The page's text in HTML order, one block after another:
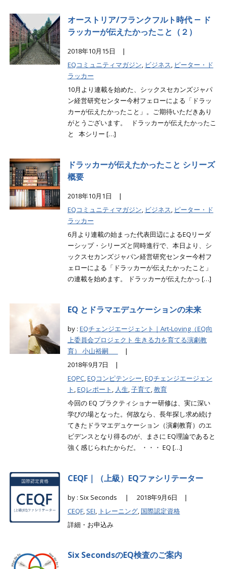
オーストリア/フランクフルト時代 ― ド
ラッカーが伝えたかったこと（２）
2018年10月15日 |
EQコミュニティマガジン, ビジネス, ピーター・ド
ラッカー
10月より連載を始めた、シックスセカンズジャパ
ン経営研究センター今村フェローによる「ドラッ
カーが伝えたかったこと」。ご期待いただきあり
がとうございます。 ドラッカーが伝えたかったこ
と 本シリー […]
ドラッカーが伝えたかったこと シリーズ
概要
2018年10月1日 |
EQコミュニティマガジン, ビジネス, ピーター・ド
ラッカー
6月より連載の始まった代表田辺によるEQリーダ
ーシップ・シリーズと同時進行で、本日より、シ
ックスセカンズジャパン経営研究センター今村フ
ェローによる「ドラッカーが伝えたかったこと」
の連載を始めます。 ドラッカーが伝えたかっ […]
EQ とドラマエデュケーションの未来
by : EQチェンジエージェント｜Art-Loving（EQ向
上委員会プロジェクト 生きる力を育てる演劇教
育） 小山裕嗣
|
2018年9月7日 |
EQPC,EQコンピテンシー,EQチェンジエージェン
ト ,EQレポート , 人生,子育て,教育
今回の EQ プラクティショナー研修は、実に深い
学びの場となった。何故なら、長年探し求め続け
てきたドラマエデュケーション（演劇教育）のエ
ビデンスとなり得るのが、まさに EQ理論であると
強く感じられたからだ。 ・・・ EQ […]
CEQF｜（上級）EQファシリテーター
by : Six Seconds |
2018年9月6日 |
CEQF, SEI, トレーニング, 国際認定資格
詳細・お申込み
Six SecondsのEQ検査のご案内